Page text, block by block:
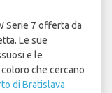
Serie 7 offerta da
Le sue
e le
che cercano
di Bratislava